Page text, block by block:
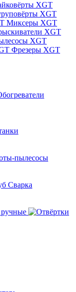
XGT
Миксеры XGT
XGT
XGT
Фрезеры XGT
Cварка